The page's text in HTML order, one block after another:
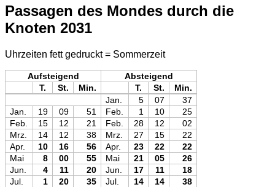
Passagen des Mondes durch die
Knoten 2031
Uhrzeiten fett gedruckt = Sommerzeit
Aufsteigend
Absteigend
T.
St. Min. T. St.
Min.
Jan.
5 07
37
Jan.
19 09 51 Feb. 1 10
25
Feb.
15 12 21 Feb. 28 12
02
Mrz.
14 12 38 Mrz. 27 15
22
Apr.
10 16 56 Apr. 23 22
22
Mai
8 00 55 Mai 21 05
26
Jun.
4 11 20 Jun. 17 11
18
Jul.
1 20 35 Jul. 14 14
38